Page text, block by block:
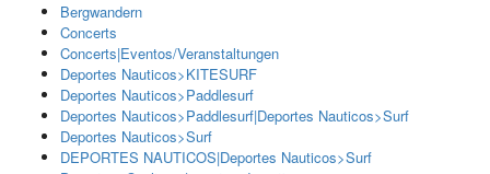
Bergwandern
Concerts
Concerts|Eventos/Veranstaltungen
Deportes Nauticos>KITESURF
Deportes Nauticos>Paddlesurf
Deportes Nauticos>Paddlesurf|Deportes Nauticos>Surf
Deportes Nauticos>Surf
DEPORTES NAUTICOS|Deportes Nauticos>Surf